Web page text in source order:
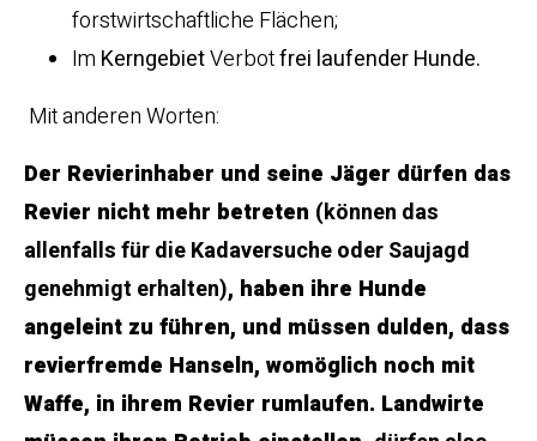
forstwirtschaftliche Flächen;
Im KerngebietVerbotfrei laufender Hunde.
Mit anderen Worten:
Der Revierinhaber und seine Jäger dürfen das
Revier nicht mehr betreten (können das
allenfalls für die Kadaversuche oder Saujagd
genehmigt erhalten), haben ihre Hunde
angeleint zu führen, und müssen dulden, dass
revierfremde Hanseln, womöglich noch mit
Waffe, in ihrem Revier rumlaufen. Landwirte